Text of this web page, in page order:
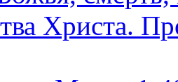
Христа.